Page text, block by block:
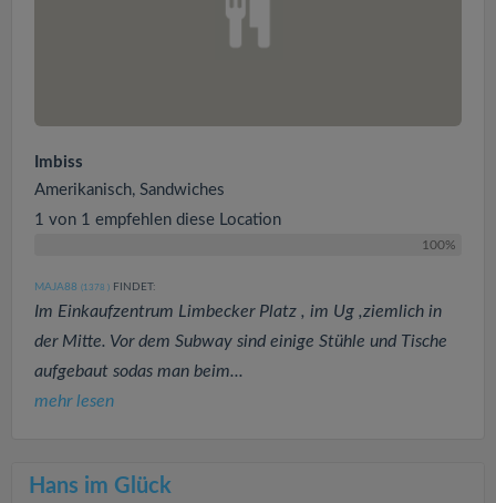
Imbiss
Amerikanisch, Sandwiches
1 von 1 empfehlen diese Location
100%
MAJA88 (1378 ) FINDET:
Im Einkaufzentrum Limbecker Platz , im Ug ,ziemlich in
der Mitte. Vor dem Subway sind einige Stühle und Tische
aufgebaut sodas man beim...
mehr lesen
Hans im Glück